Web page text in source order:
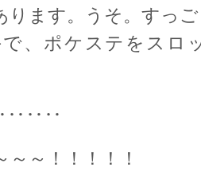
ります。うそ。すっ
、ポケステをスロ
～！！！！！